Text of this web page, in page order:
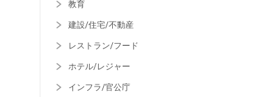
教育
建設/住宅/不動産
レストラン/フード
ホテル/レジャー
インフラ/官公庁